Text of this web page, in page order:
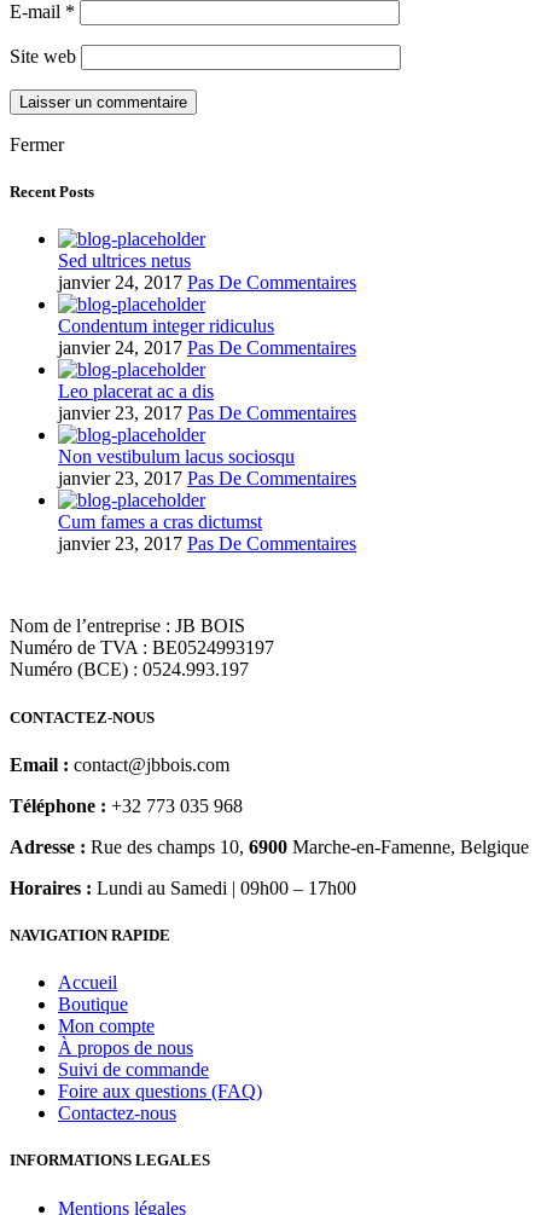
E-mail *
Site web
Fermer
Recent Posts
Sed ultrices netus
janvier 24, 2017 Pas De Commentaires
Condentum integer ridiculus
janvier 24, 2017 Pas De Commentaires
Leo placerat ac a dis
janvier 23, 2017 Pas De Commentaires
Non vestibulum lacus sociosqu
janvier 23, 2017 Pas De Commentaires
Cum fames a cras dictumst
janvier 23, 2017 Pas De Commentaires
Nom de l’entreprise : JB BOIS
Numéro de TVA : BE0524993197
Numéro (BCE) : 0524.993.197
CONTACTEZ-NOUS
Email : contact@jbbois.com
Téléphone : +32 773 035 968
Adresse : Rue des champs 10, 6900 Marche-en-Famenne, Belgique
Horaires : Lundi au Samedi | 09h00 – 17h00
NAVIGATION RAPIDE
Accueil
Boutique
Mon compte
À propos de nous
Suivi de commande
Foire aux questions (FAQ)
Contactez-nous
INFORMATIONS LEGALES
Mentions légales